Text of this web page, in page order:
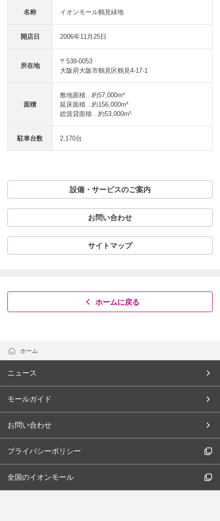
名称 イオンモール鶴見緑地
開店日 2006年11月25日
所在地
〒538-0053
大阪府大阪市鶴見区鶴見4-17-1
面積
敷地面積…約57,000m²
延床面積…約156,000m²
総賃貸面積…約53,000m²
駐車台数 2,170台
設備・サービスのご案内
お問い合わせ
サイトマップ
ホームに戻る
ホーム
ニュース
モールガイド
お問い合わせ
プライバシーポリシー
全国のイオンモール